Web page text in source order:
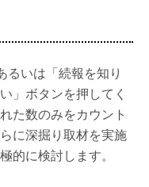
るいは「続報を知り
」ボタンを押してく
た数のみをカウント
に深掘り取材を実施
的に検討します。